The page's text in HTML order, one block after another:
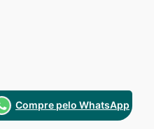
Compre pelo WhatsApp